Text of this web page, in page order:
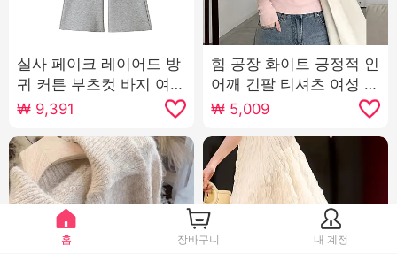
실사 페이크 레이어드 방
귀 커튼 부츠컷 바지 여성
2026 봄 여름 새로운 하
이웨이스트 슬림해 보이
는 캐주얼 웨이 바지 바닥
청소 나팔 바지
₩ 9,391
힘 공장 화이트 긍정적 인
어깨 긴팔 티셔츠 여성 가
을 겨울철 주름 디자인 센
스 허리 수축 쇼트 스타일
타이트 맨위
₩ 5,009
홈 장바구니 내 계정